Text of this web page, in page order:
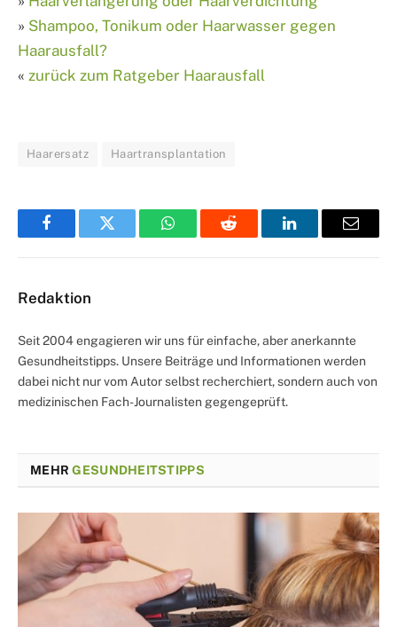
» Shampoo, Tonikum oder Haarwasser gegen
Haarausfall?
« zurück zum Ratgeber Haarausfall
Haarersatz Haartransplantation
FacebookTwitter WhatsAppReddit LinkedInEmail
Redaktion
Seit 2004 engagieren wir uns für einfache, aber anerkannte
Gesundheitstipps. Unsere Beiträge und Informationen werden
dabei nicht nur vom Autor selbst recherchiert, sondern auch von
medizinischen Fach-Journalisten gegengeprüft.
MEHRGESUNDHEITSTIPPS